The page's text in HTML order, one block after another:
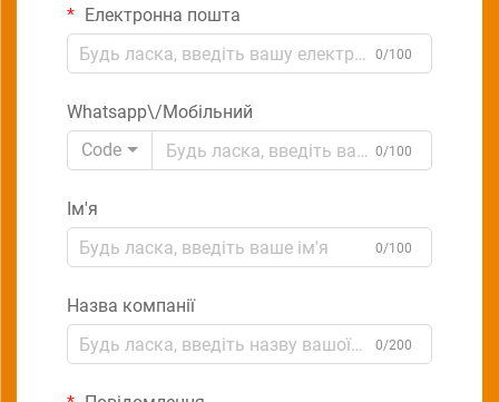
Електронна пошта
0/100
Whatsapp\/Мобільний
Code
0/100
Ім'я
0/100
Назва компанії
0/200